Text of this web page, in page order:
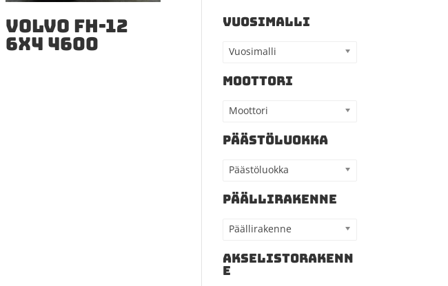
VOLVO FH-12
6X4 4600
VUOSIMALLI
Vuosimalli
MOOTTORI
Moottori
PÄÄSTÖLUOKKA
Päästöluokka
PÄÄLLIRAKENNE
Päällirakenne
AKSELISTORAKENN
E